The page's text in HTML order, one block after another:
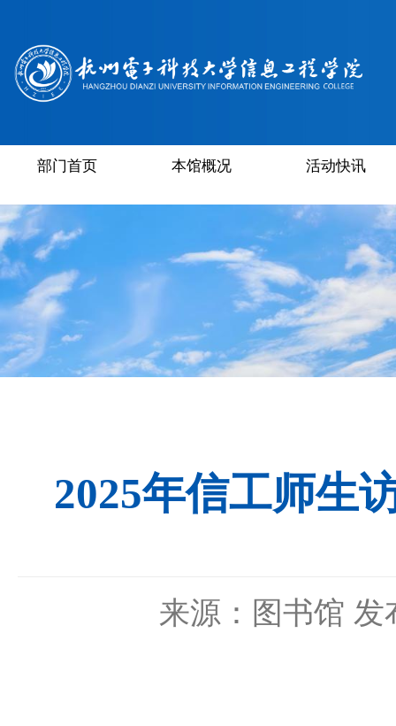
部门首页 本馆概况 活动快讯
2025年信工师生
来源：图书馆 发